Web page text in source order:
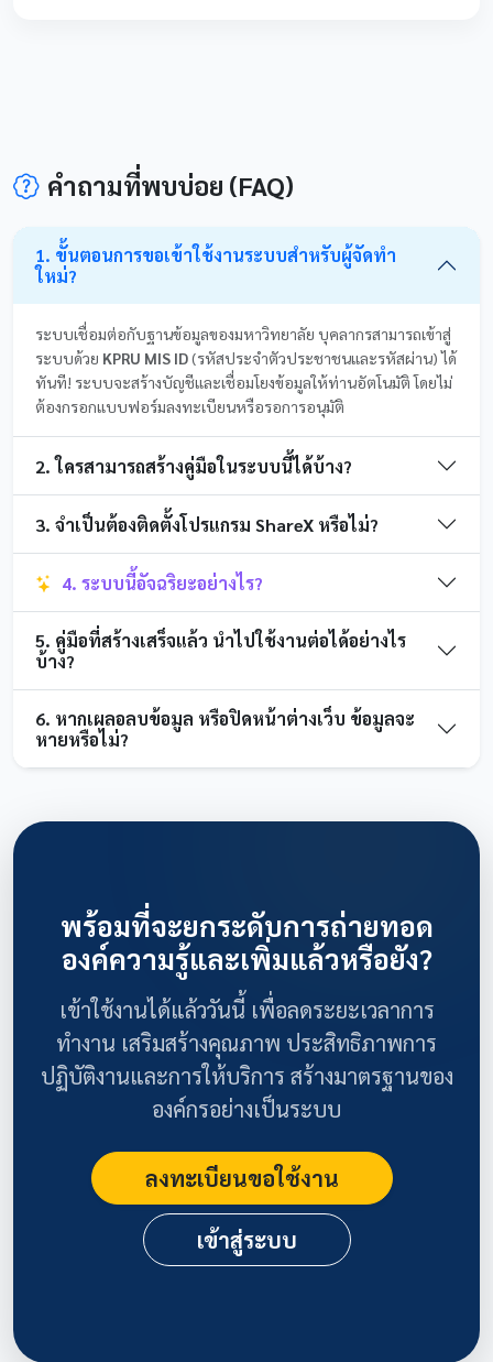
คำถามที่พบบ่อย (FAQ)
1. ขั้นตอนการขอเข้าใช้งานระบบสำหรับผู้จัดทำ
ใหม่?
ระบบเชื่อมต่อกับฐานข้อมูลของมหาวิทยาลัย บุคลากรสามารถเข้าสู่
ระบบด้วย KPRU MIS ID(รหัสประจำตัวประชาชนและรหัสผ่าน) ได้
ทันที! ระบบจะสร้างบัญชีและเชื่อมโยงข้อมูลให้ท่านอัตโนมัติ โดยไม่
ต้องกรอกแบบฟอร์มลงทะเบียนหรือรอการอนุมัติ
2. ใครสามารถสร้างคู่มือในระบบนี้ได้บ้าง?
3. จำเป็นต้องติดตั้งโปรแกรม ShareX หรือไม่?
4. ระบบนี้อัจฉริยะอย่างไร?
5. คู่มือที่สร้างเสร็จแล้ว นำไปใช้งานต่อได้อย่างไร
บ้าง?
6. หากเผลอลบข้อมูล หรือปิดหน้าต่างเว็บ ข้อมูลจะ
หายหรือไม่?
พร้อมที่จะยกระดับการถ่ายทอด
องค์ความรู้และเพิ่มแล้วหรือยัง?
เข้าใช้งานได้แล้ววันนี้ เพื่อลดระยะเวลาการ
ทำงาน เสริมสร้างคุณภาพ ประสิทธิภาพการ
ปฏิบัติงานและการให้บริการ สร้างมาตรฐานของ
องค์กรอย่างเป็นระบบ
ลงทะเบียนขอใช้งาน
เข้าสู่ระบบ